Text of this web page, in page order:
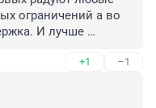
ограничений а во
И лучше
+1 –1